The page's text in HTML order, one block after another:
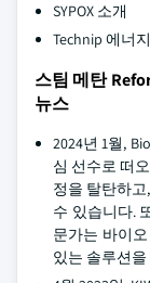
SYPOX 소개
Technip 에너지
스팀 메탄
뉴스
2024년 1월,
심 선수로 떠
정을 탈탄하
수 있습니다.
문가는 바이
있는 솔루션